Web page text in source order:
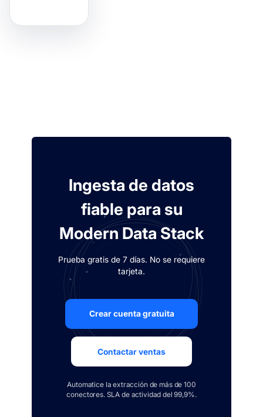
Ingesta de datos
fiable para su
Modern Data Stack
Prueba gratis de 7 días. No se requiere
tarjeta.
Crear cuenta gratuita
Contactar ventas
Automatice la extracción de más de 100
conectores. SLA de actividad del 99,9%.